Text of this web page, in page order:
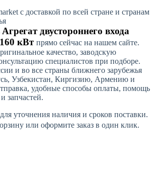
с доставкой по всей стране и странам
Агрегат двустороннего входа
кВт прямо сейчас на нашем сайте.
качество, заводскую
специалистов при подборе.
и во все страны ближнего зарубежья
Узбекистан, Киргизию, Армению и
удобные способы оплаты, помощь
запчастей.
уточнения наличия и сроков поставки.
или оформите заказ в один клик.